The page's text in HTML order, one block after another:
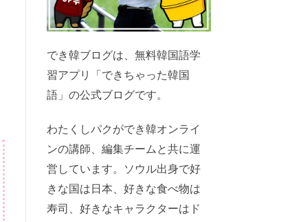
でき韓ブログは、無料韓国語学
習アプリ「できちゃった韓国
語」の公式ブログです。
わたくしパクができ韓オンライ
ンの講師、編集チームと共に運
営しています。ソウル出身で好
きな国は日本、好きな食べ物は
寿司、好きなキャラクターはド